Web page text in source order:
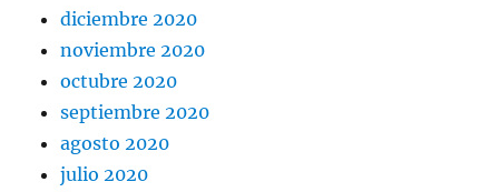
diciembre 2020
noviembre 2020
octubre 2020
septiembre 2020
agosto 2020
julio 2020